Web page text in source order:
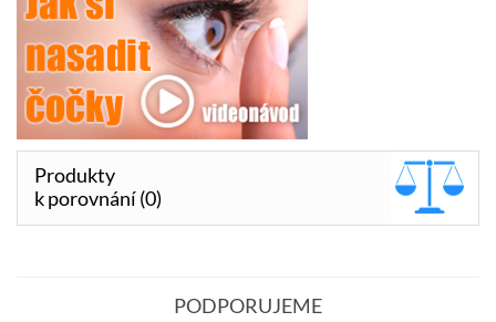
Produkty
k porovnání (0)
PODPORUJEME